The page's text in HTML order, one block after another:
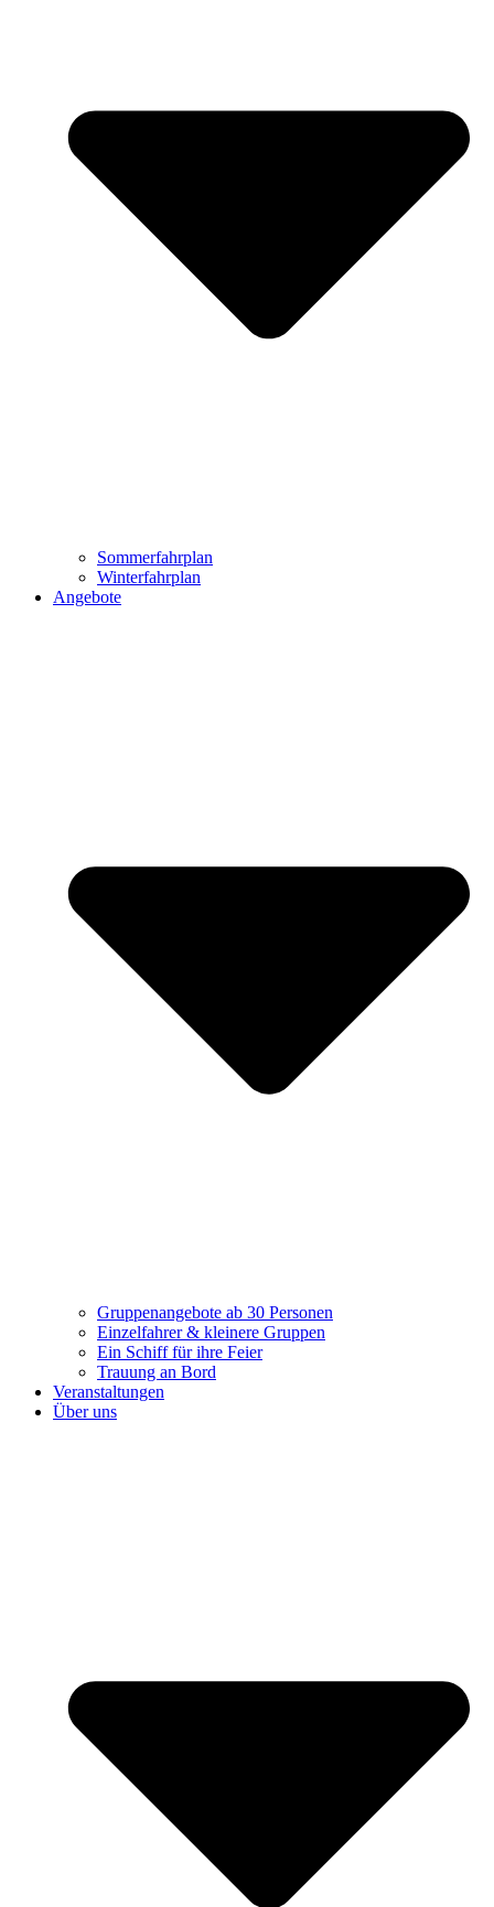
Sommerfahrplan
Winterfahrplan
Angebote
Gruppenangebote ab 30 Personen
Einzelfahrer & kleinere Gruppen
Ein Schiff für ihre Feier
Trauung an Bord
Veranstaltungen
Über uns